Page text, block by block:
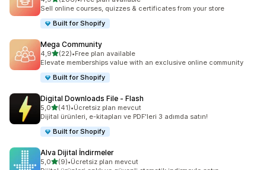
toplam 206 değerlendirme
Sell online courses, quizzes & certificates from your store
Built for Shopify
Mega Community
4,95 yıldız üzerinden
(22)
toplam 22 değerlendirme
•Free plan available
Elevate memberships value with an exclusive online community
Built for Shopify
Digital Downloads File ‑ Flash
5,05 yıldız üzerinden
(41)
toplam 41 değerlendirme
•Ücretsiz plan mevcut
Dijital ürünleri, e-kitapları ve PDF'leri 3 adımda satın!
Built for Shopify
Alva Dijital İndirmeler
5,05 yıldız üzerinden
(9)
toplam 9 değerlendirme
•Ücretsiz plan mevcut